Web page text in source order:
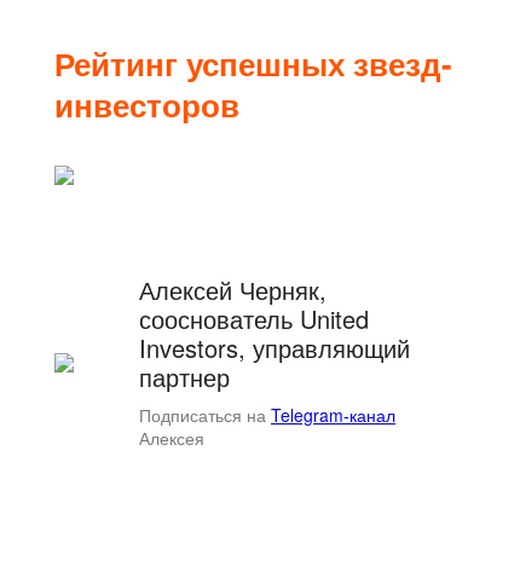
Рейтинг успешных звезд-
инвесторов
Алексей Черняк,
сооснователь United
Investors, управляющий
партнер
Подписаться на Telegram-канал
Алексея